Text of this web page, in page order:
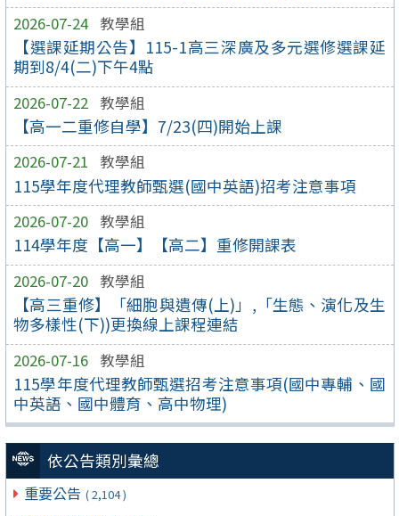
2026-07-24 教學組
【選課延期公告】115-1高三深廣及多元選修選課延
期到8/4(二)下午4點
2026-07-22 教學組
【高一二重修自學】7/23(四)開始上課
2026-07-21 教學組
115學年度代理教師甄選(國中英語)招考注意事項
2026-07-20 教學組
114學年度【高一】【高二】重修開課表
2026-07-20 教學組
【高三重修】「細胞與遺傳(上)」,「生態、演化及生
物多樣性(下))更換線上課程連結
2026-07-16 教學組
115學年度代理教師甄選招考注意事項(國中專輔、國
中英語、國中體育、高中物理)
依公告類別彙總
重要公告 ( 2,104 )